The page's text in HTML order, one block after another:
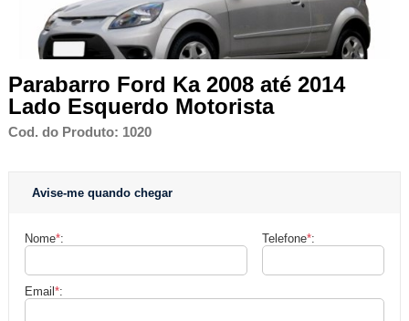
Parabarro Ford Ka 2008 até 2014
Lado Esquerdo Motorista
Cod. do Produto: 1020
Avise-me quando chegar
Nome*: Telefone*:
Email*: